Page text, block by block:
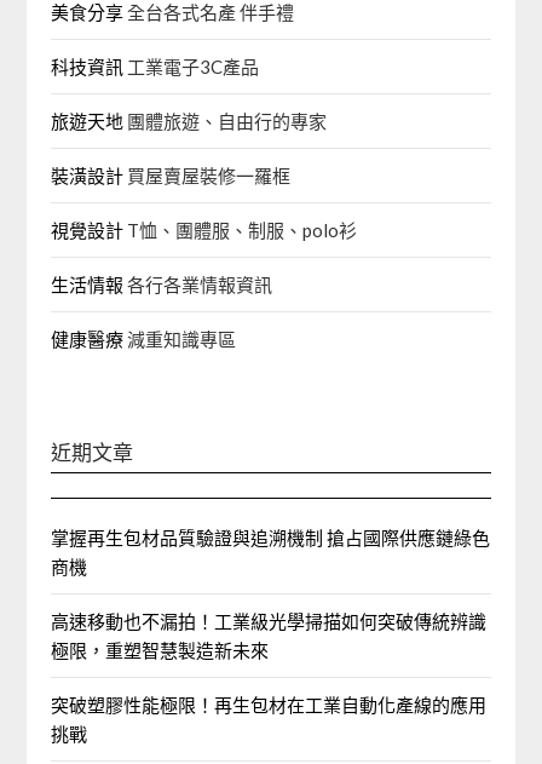
美食分享全台各式名產 伴手禮
科技資訊 工業電子3C產品
旅遊天地 團體旅遊、自由行的專家‎
裝潢設計 買屋賣屋裝修一羅框
視覺設計 T恤、團體服、制服、polo衫
生活情報 各行各業情報資訊
健康醫療減重知識專區
近期文章
掌握再生包材品質驗證與追溯機制 搶占國際供應鏈綠色
商機
高速移動也不漏拍！工業級光學掃描如何突破傳統辨識
極限，重塑智慧製造新未來
突破塑膠性能極限！再生包材在工業自動化產線的應用
挑戰